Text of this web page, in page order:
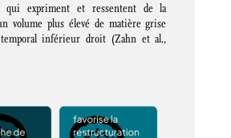
qui expriment et ressentent de la
volume plus élevé de matière grise
inférieur droit (Zahn et al.,